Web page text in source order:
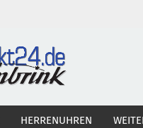
HERRENUHREN